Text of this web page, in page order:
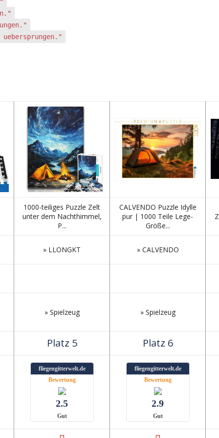
1000-teiliges Puzzle Zelt
unter dem Nachthimmel,
P...
CALVENDO Puzzle Idylle
pur | 1000 Teile Lege-
Größe...
» LLONGKT » CALVENDO
» Spielzeug » Spielzeug
Platz 5 Platz 6
fliegengitterwelt.de
Bewertung
2.5
Gut
fliegengitterwelt.de
Bewertung
2.9
Gut